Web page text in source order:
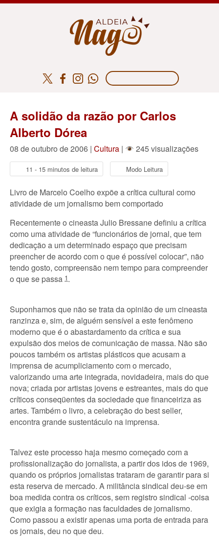
A solidão da razão por Carlos
Alberto Dórea
08 de outubro de 2006 | Cultura | 245 visualizações
11 - 15 minutos de leitura Modo Leitura
Livro de Marcelo Coelho expõe a crítica cultural como
atividade de um jornalismo bem comportado
Recentemente o cineasta Julio Bressane definiu a crítica
como uma atividade de “funcionários de jornal, que tem
dedicação a um determinado espaço que precisam
preencher de acordo com o que é possível colocar”, não
tendo gosto, compreensão nem tempo para compreender
o que se passa 1.
Suponhamos que não se trata da opinião de um cineasta
ranzinza e, sim, de alguém sensível a este fenômeno
moderno que é o abastardamento da crítica e sua
expulsão dos meios de comunicação de massa. Não são
poucos também os artistas plásticos que acusam a
imprensa de acumpliciamento com o mercado,
valorizando uma arte integrada, novidadeira, mais do que
nova; criada por artistas jovens e estreantes, mais do que
críticos conseqüentes da sociedade que financeiriza as
artes. Também o livro, a celebração do best seller,
encontra grande sustentáculo na imprensa.
Talvez este processo haja mesmo começado com a
profissionalização do jornalista, a partir dos idos de 1969,
quando os próprios jornalistas trataram de garantir para si
esta reserva de mercado. A militância sindical deu-se em
boa medida contra os críticos, sem registro sindical -coisa
que exigia a formação nas faculdades de jornalismo.
Como passou a existir apenas uma porta de entrada para
os jornais, deu no que deu.